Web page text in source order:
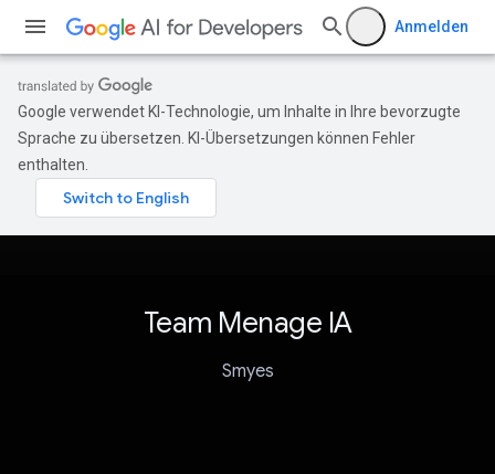
Anmelden
Google verwendet KI-Technologie, um Inhalte in Ihre bevorzugte
Sprache zu übersetzen. KI-Übersetzungen können Fehler
enthalten.
Team Menage IA
Smyes